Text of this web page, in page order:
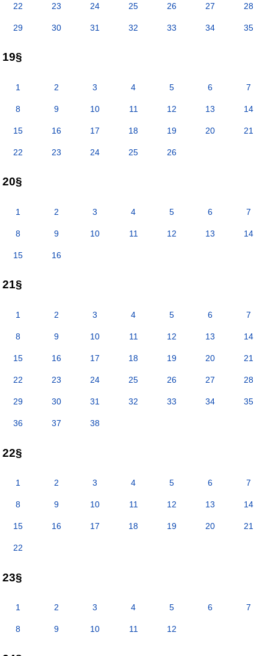
22 23 24 25 26 27 28
29 30 31 32 33 34 35
19§
1 2 3 4 5 6 7
8 9 10 11 12 13 14
15 16 17 18 19 20 21
22 23 24 25 26
20§
1 2 3 4 5 6 7
8 9 10 11 12 13 14
15 16
21§
1 2 3 4 5 6 7
8 9 10 11 12 13 14
15 16 17 18 19 20 21
22 23 24 25 26 27 28
29 30 31 32 33 34 35
36 37 38
22§
1 2 3 4 5 6 7
8 9 10 11 12 13 14
15 16 17 18 19 20 21
22
23§
1 2 3 4 5 6 7
8 9 10 11 12